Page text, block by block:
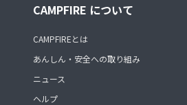
CAMPFIRE について
CAMPFIREとは
あんしん・安全への取り組み
ニュース
ヘルプ